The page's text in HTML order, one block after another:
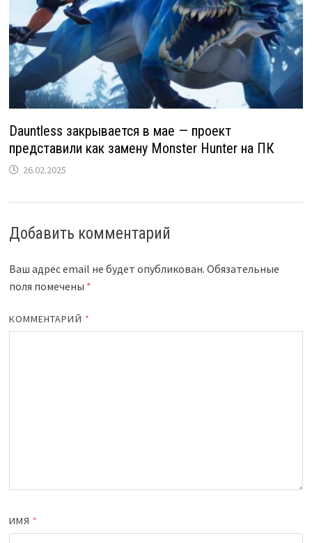
Dauntless закрывается в мае — проект
представили как замену Monster Hunter на ПК
26.02.2025
Добавить комментарий
Ваш адрес email не будет опубликован. Обязательные
поля помечены *
КОММЕНТАРИЙ *
ИМЯ *